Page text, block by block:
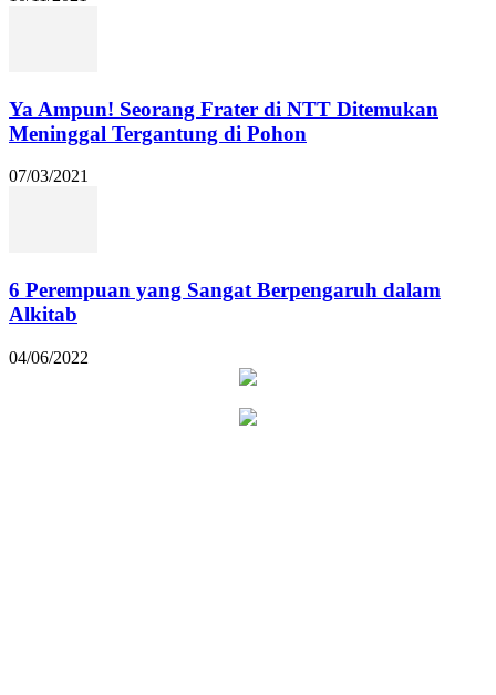
Ya Ampun! Seorang Frater di NTT Ditemukan
Meninggal Tergantung di Pohon
07/03/2021
6 Perempuan yang Sangat Berpengaruh dalam
Alkitab
04/06/2022